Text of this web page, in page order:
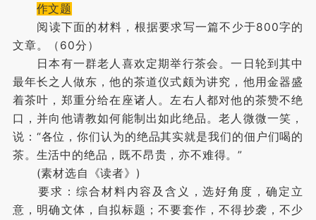
作文题
阅读下面的材料，根据要求写一篇不少于800字的
文章。（60分）
日本有一群老人喜欢定期举行茶会。一日轮到其中
最年长之人做东，他的茶道仪式颇为讲究，他用金器盛
着茶叶，郑重分给在座诸人。左右人都对他的茶赞不绝
口，并向他请教如何能制出如此绝品。老人微微一笑，
说：“各位，你们认为的绝品其实就是我们的佃户们喝的
茶。生活中的绝品，既不昂贵，亦不难得。”
(素材选自《读者》)
要求：综合材料内容及含义，选好角度，确定立
意，明确文体，自拟标题；不要套作，不得抄袭，不少